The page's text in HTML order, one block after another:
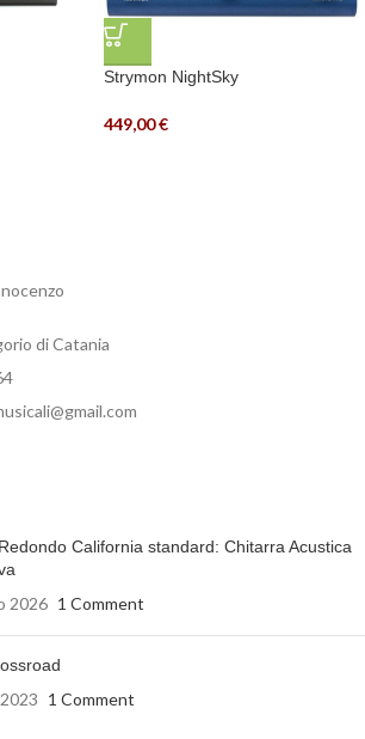
Strymon NightSky
449,00€
di Catania
California standard: Chitarra Acustica
2026 1 Comment
1 Comment